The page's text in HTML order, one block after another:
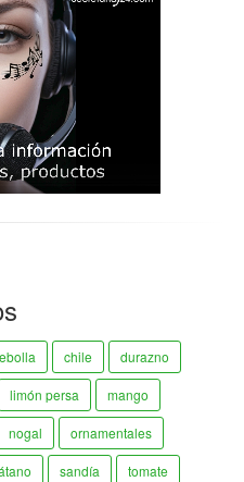
chile durazno
limón persa mango
nogal ornamentales
sandía tomate